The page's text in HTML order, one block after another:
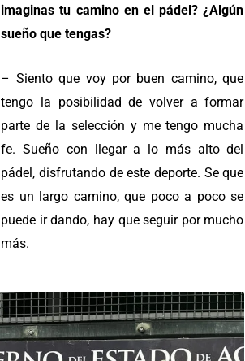
imaginas tu camino en el pádel? ¿Algún
sueño que tengas?
– Siento que voy por buen camino, que
tengo la posibilidad de volver a formar
parte de la selección y me tengo mucha
fe. ⁠Sueño con llegar a lo más alto del
pádel, disfrutando de este deporte. Se que
es un largo camino, que poco a poco se
puede ir dando, hay que seguir por mucho
más.